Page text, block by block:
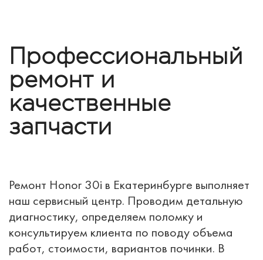
Профессиональный
ремонт и
качественные
запчасти
Ремонт Honor 30i в Екатеринбурге выполняет
наш сервисный центр. Проводим детальную
диагностику, определяем поломку и
консультируем клиента по поводу объема
работ, стоимости, вариантов починки. В